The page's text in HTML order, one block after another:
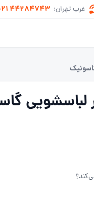
غرب تهران: 44284743
لباسشویی